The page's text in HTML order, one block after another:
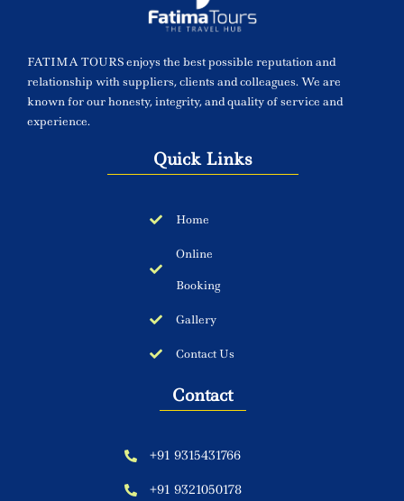
FATIMA TOURS enjoys the best possible reputation and
relationship with suppliers, clients and colleagues. We are
known for our honesty, integrity, and quality of service and
experience.
Quick Links
Home
Online
Booking
Gallery
Contact Us
Contact
+91 9315431766
+91 9321050178